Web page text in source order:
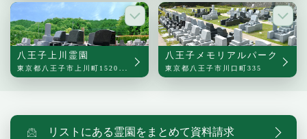
八王子上川霊園
東京都八王子市上川町1520番地
八王子メモリアルパーク
東京都八王子市川口町335
リストにある霊園をまとめて資料請求